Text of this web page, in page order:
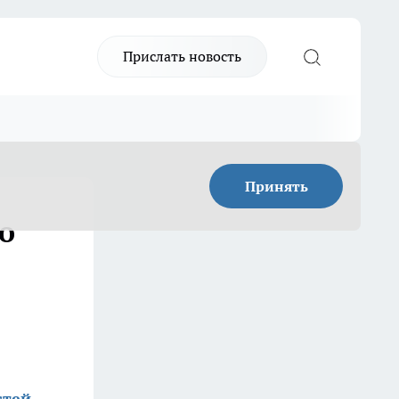
Прислать новость
Принять